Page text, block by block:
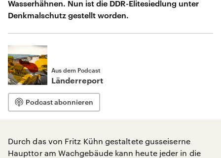
Wasserhähnen. Nun ist die DDR-Elitesiedlung unter
Denkmalschutz gestellt worden.
Aus dem Podcast
Länderreport
Podcast abonnieren
Durch das von Fritz Kühn gestaltete gusseiserne
Haupttor am Wachgebäude kann heute jeder in die